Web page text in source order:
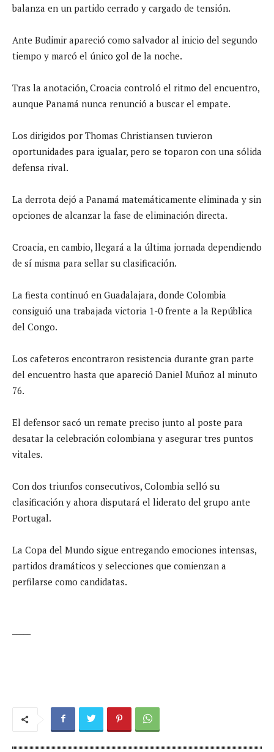
balanza en un partido cerrado y cargado de tensión.
Ante Budimir apareció como salvador al inicio del segundo
tiempo y marcó el único gol de la noche.
Tras la anotación, Croacia controló el ritmo del encuentro,
aunque Panamá nunca renunció a buscar el empate.
Los dirigidos por Thomas Christiansen tuvieron
oportunidades para igualar, pero se toparon con una sólida
defensa rival.
La derrota dejó a Panamá matemáticamente eliminada y sin
opciones de alcanzar la fase de eliminación directa.
Croacia, en cambio, llegará a la última jornada dependiendo
de sí misma para sellar su clasificación.
La fiesta continuó en Guadalajara, donde Colombia
consiguió una trabajada victoria 1-0 frente a la República
del Congo.
Los cafeteros encontraron resistencia durante gran parte
del encuentro hasta que apareció Daniel Muñoz al minuto
76.
El defensor sacó un remate preciso junto al poste para
desatar la celebración colombiana y asegurar tres puntos
vitales.
Con dos triunfos consecutivos, Colombia selló su
clasificación y ahora disputará el liderato del grupo ante
Portugal.
La Copa del Mundo sigue entregando emociones intensas,
partidos dramáticos y selecciones que comienzan a
perfilarse como candidatas.